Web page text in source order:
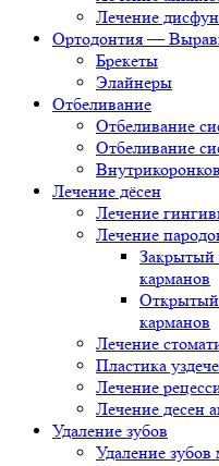
Лечение
Ортодонтия —
Брекеты
Элайнеры
Отбеливание
Отбеливание
Отбеливание
Лечение дёсен
Лечение
Лечение
Закрытый
карманов
Открытый
карманов
Лечение
Пластика
Лечение
Лечение десен
Удаление зубов
Удаление зубов